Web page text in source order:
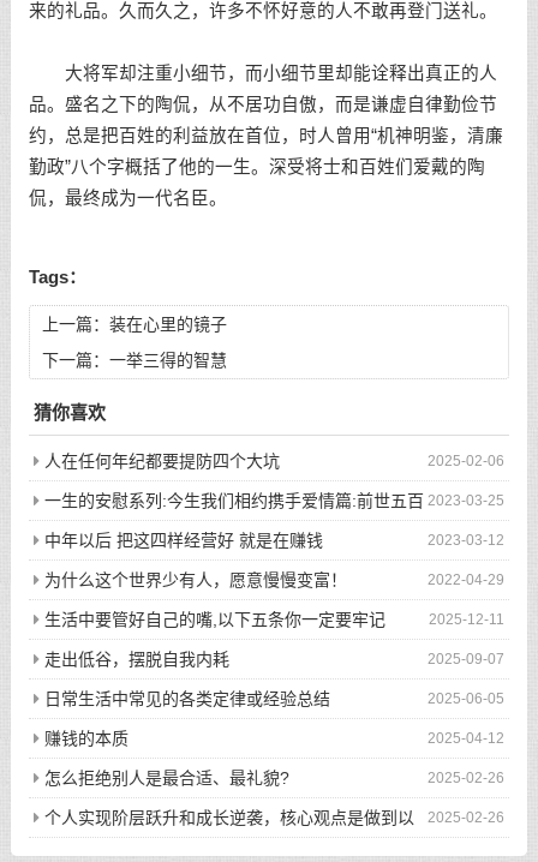
来的礼品。久而久之，许多不怀好意的人不敢再登门送礼。
大将军却注重小细节，而小细节里却能诠释出真正的人
品。盛名之下的陶侃，从不居功自傲，而是谦虚自律勤俭节
约，总是把百姓的利益放在首位，时人曾用“机神明鉴，清廉
勤政”八个字概括了他的一生。深受将士和百姓们爱戴的陶
侃，最终成为一代名臣。
Tags：
上一篇： 装在心里的镜子
下一篇： 一举三得的智慧
猜你喜欢
2025-02-06
人在任何年纪都要提防四个大坑
2023-03-25
一生的安慰系列:今生我们相约携手爱情篇:前世五百
次的回眸才换来今生的相遇
2023-03-12
中年以后 把这四样经营好 就是在赚钱
2022-04-29
为什么这个世界少有人，愿意慢慢变富！
2025-12-11
生活中要管好自己的嘴,以下五条你一定要牢记
2025-09-07
走出低谷，摆脱自我内耗
2025-06-05
日常生活中常见的各类定律或经验总结
2025-04-12
赚钱的本质
2025-02-26
怎么拒绝别人是最合适、最礼貌?
2025-02-26
个人实现阶层跃升和成长逆袭，核心观点是做到以
下八件事